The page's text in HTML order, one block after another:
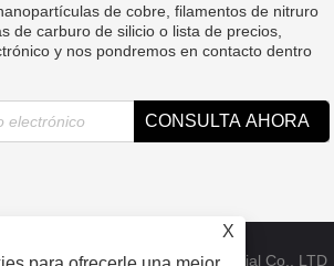
de cobre, filamentos de nitruro
de carburo de silicio o lista de precios,
y nos pondremos en contacto dentro
SAT nano technology material Co., LTD
X